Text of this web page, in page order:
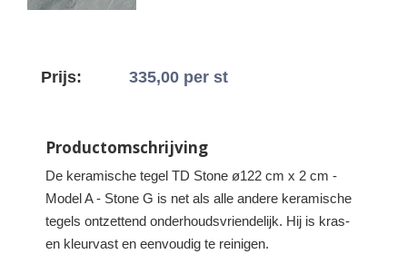
Prijs: 335,00 per st
Productomschrijving
De keramische tegel TD Stone ø122 cm x 2 cm -
Model A - Stone G is net als alle andere keramische
tegels ontzettend onderhoudsvriendelijk. Hij is kras-
en kleurvast en eenvoudig te reinigen.